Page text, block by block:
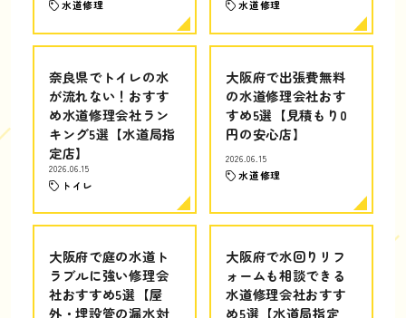
水道修理 水道修理
奈良県でトイレの水
が流れない！おすす
め水道修理会社ラン
キング5選【水道局指
定店】
2026.06.15
トイレ
大阪府で出張費無料
の水道修理会社おす
すめ5選【見積もり0
円の安心店】
2026.06.15
水道修理
大阪府で庭の水道ト
ラブルに強い修理会
社おすすめ5選【屋
外・埋設管の漏水対
大阪府で水回りリフ
ォームも相談できる
水道修理会社おすす
め5選【水道局指定